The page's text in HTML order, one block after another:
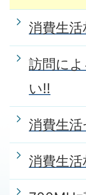
消費生活
訪問に
い!!
消費生
消費生活